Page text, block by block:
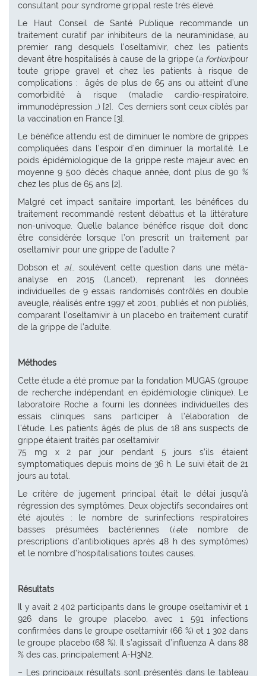
consultant pour syndrome grippal reste très élevé.
Le Haut Conseil de Santé Publique recommande un
traitement curatif par inhibiteurs de la neuraminidase, au
premier rang desquels l’oseltamivir, chez les patients
devant être hospitalisés à cause de la grippe (a fortioripour
toute grippe grave) et chez les patients à risque de
complications : âgés de plus de 65 ans ou atteint d’une
comorbidité à risque (maladie cardio-respiratoire,
immunodépression …) [2]. Ces derniers sont ceux ciblés par
la vaccination en France [3].
Le bénéfice attendu est de diminuer le nombre de grippes
compliquées dans l’espoir d’en diminuer la mortalité. Le
poids épidémiologique de la grippe reste majeur avec en
moyenne 9 500 décès chaque année, dont plus de 90 %
chez les plus de 65 ans [2].
Malgré cet impact sanitaire important, les bénéfices du
traitement recommandé restent débattus et la littérature
non-univoque. Quelle balance bénéfice risque doit donc
être considérée lorsque l’on prescrit un traitement par
oseltamivir pour une grippe de l’adulte ?
Dobson et al., soulèvent cette question dans une méta-
analyse en 2015 (Lancet), reprenant les données
individuelles de 9 essais randomisés contrôlés en double
aveugle, réalisés entre 1997 et 2001, publiés et non publiés,
comparant l’oseltamivir à un placebo en traitement curatif
de la grippe de l’adulte.
Méthodes
Cette étude a été promue par la fondation MUGAS (groupe
de recherche indépendant en épidémiologie clinique). Le
laboratoire Roche a fourni les données individuelles des
essais cliniques sans participer à l’élaboration de
l’étude. Les patients âgés de plus de 18 ans suspects de
grippe étaient traités par oseltamivir
75 mg x 2 par jour pendant 5 jours s’ils étaient
symptomatiques depuis moins de 36 h. Le suivi était de 21
jours au total.
Le critère de jugement principal était le délai jusqu’à
régression des symptômes. Deux objectifs secondaires ont
été ajoutés : le nombre de surinfections respiratoires
basses présumées bactériennes (i.ele nombre de
prescriptions d’antibiotiques après 48 h des symptômes)
et le nombre d’hospitalisations toutes causes.
Résultats
Il y avait 2 402 participants dans le groupe oseltamivir et 1
926 dans le groupe placebo, avec 1 591 infections
confirmées dans le groupe oseltamivir (66 %) et 1 302 dans
le groupe placebo (68 %). Il s’agissait d’influenza A dans 88
% des cas, principalement A-H3N2.
– Les principaux résultats sont présentés dans le tableau